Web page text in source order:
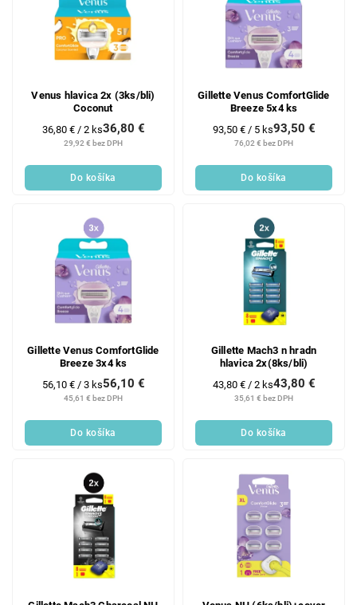
Venus hlavica 2x (3ks/bli)
Coconut
29,92 € bez DPH
36,80 €
Jednotková
cena:
36,80 € / 2 ks
Do košíka
Gillette Venus ComfortGlide
Breeze 5x4 ks
76,02 € bez DPH
93,50 €
Jednotková
cena:
93,50 € / 5 ks
Do košíka
Gillette Venus ComfortGlide
Breeze 3x4 ks
45,61 € bez DPH
56,10 €
Jednotková
cena:
56,10 € / 3 ks
Do košíka
Gillette Mach3 n hradn
hlavica 2x(8ks/bli)
35,61 € bez DPH
43,80 €
Jednotková
cena:
43,80 € / 2 ks
Do košíka